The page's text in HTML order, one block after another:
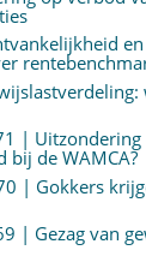
|
bij de WAMCA?
| Gokkers
| Gezag van